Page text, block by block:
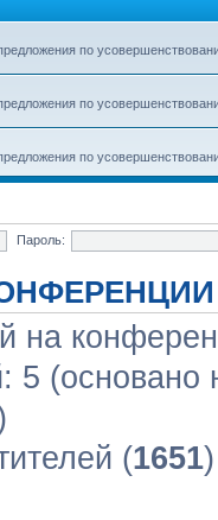
по
по
по
Пароль:
на
5 (основано
(1651